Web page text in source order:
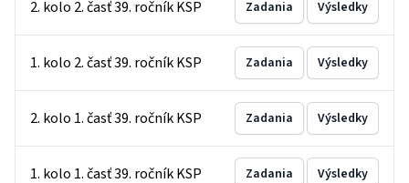
2. kolo 2. časť 39. ročník KSP Zadania Výsledky
1. kolo 2. časť 39. ročník KSP Zadania Výsledky
2. kolo 1. časť 39. ročník KSP Zadania Výsledky
1. kolo 1. časť 39. ročník KSP Zadania Výsledky